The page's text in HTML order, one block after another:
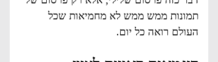
תמונות ממש ממש לא מחמיאות שכל
העולם רואה כל יום.